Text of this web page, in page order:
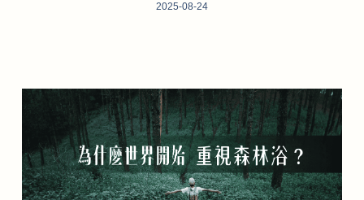
2025-08-24